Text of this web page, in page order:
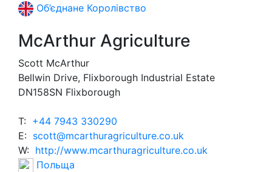
Об’єднане Королівство
McArthur Agriculture
Scott McArthur
Bellwin Drive, Flixborough Industrial Estate
DN158SN Flixborough
T: +44 7943 330290
E: scott@mcarthuragriculture.co.uk
W: http://www.mcarthuragriculture.co.uk
Польща